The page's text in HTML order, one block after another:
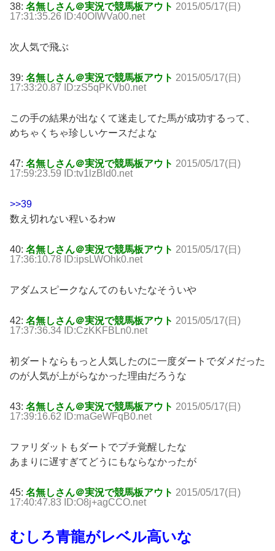
38: 名無しさん＠実況で競馬板アウト 2015/05/17(日)
17:31:35.26 ID:40OIWVa00.net
次人気で飛ぶ
39: 名無しさん＠実況で競馬板アウト 2015/05/17(日)
17:33:20.87 ID:zS5qPKVb0.net
この手の結果が出なくて迷走してた馬が成功するって、
めちゃくちゃ珍しいケースだよな
47: 名無しさん＠実況で競馬板アウト 2015/05/17(日)
17:59:23.59 ID:tv1lzBld0.net
>>39
数え切れない程いるわw
40: 名無しさん＠実況で競馬板アウト 2015/05/17(日)
17:36:10.78 ID:ipsLWOhk0.net
アダムスピークなんてのもいたなそういや
42: 名無しさん＠実況で競馬板アウト 2015/05/17(日)
17:37:36.34 ID:CzKKFBLn0.net
初ダートならもっと人気したのに一度ダートでダメだった
のが人気が上がらなかった理由だろうな
43: 名無しさん＠実況で競馬板アウト 2015/05/17(日)
17:39:16.62 ID:maGeWFqB0.net
ファリダットもダートでプチ覚醒したな
あまりに遅すぎてどうにもならなかったが
45: 名無しさん＠実況で競馬板アウト 2015/05/17(日)
17:40:47.83 ID:O8j+agCCO.net
むしろ青龍がレベル高いな